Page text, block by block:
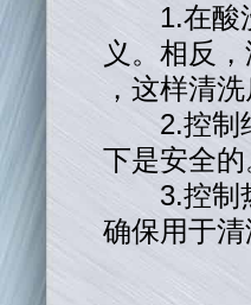
1.在酸
义。相反
，这样清
2.控制
下是安全的
3.控制
确保用于